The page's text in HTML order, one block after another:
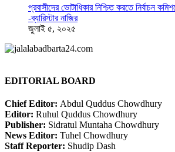
প্রবাসীদের ভোটাধিকার নিশ্চিত করতে নির্বাচন
-ব্যারিস্টার নাজির
জুলাই ৫, ২০২৫
EDITORIAL BOARD
Chief Editor: Abdul Quddus Chowdhury
Editor: Ruhul Quddus Chowdhury
Publisher: Sidratul Muntaha Chowdhury
News Editor: Tuhel Chowdhury
Staff Reporter: Shudip Dash